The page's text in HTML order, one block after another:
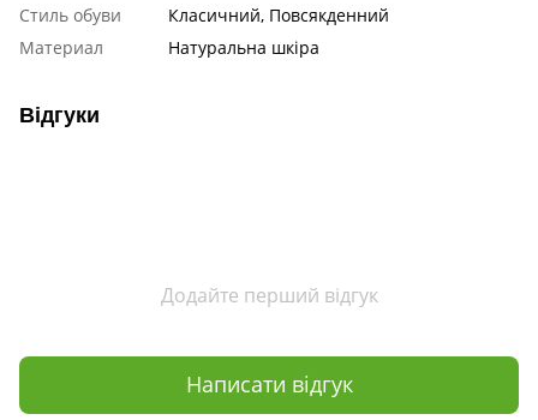
Стиль обуви
Класичний, Повсякденний
Материал
Натуральна шкіра
Відгуки
Додайте перший відгук
Написати відгук